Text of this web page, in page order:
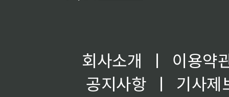
회사소개 ㅣ
이용약
공지사항
ㅣ
기사제